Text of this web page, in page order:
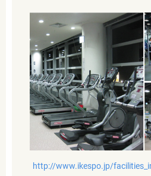
http://www.ikespo.jp/